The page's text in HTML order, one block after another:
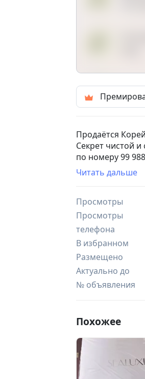
Продаётся
Секрет чистой
по номеру 99
Читать дальше
Просмотры
Просмотры
телефона
В избранном
Размещено
Актуально до
№ объявления
Похожее